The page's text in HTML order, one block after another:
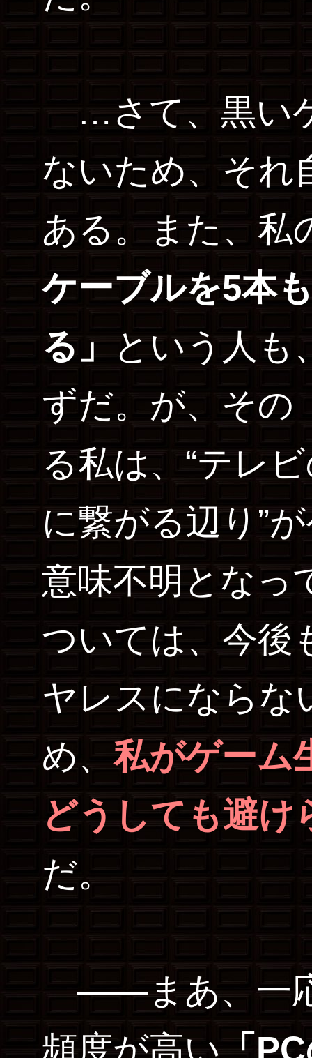
…さて、黒い
ないため、それ
ある。また、私
ケーブルを5本
る」 という人も
ずだ。が、その
る私は、“テレ
に繋がる辺り”
意味不明となっ
ついては、今後
ヤレスにならな
め、私がゲーム
どうしても避け
だ。
――まあ、一応
頻度が高い「